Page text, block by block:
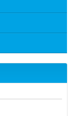
hiện nhiệm
“TÌM HIỂU
ĐƯỢC PHÂN
CỦA NGÀNH